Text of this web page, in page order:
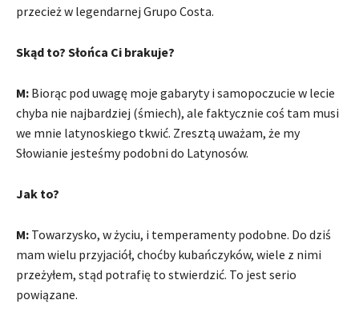
przecież w legendarnej Grupo Costa.
Skąd to? Słońca Ci brakuje?
M: Biorąc pod uwagę moje gabaryty i samopoczucie w lecie
chyba nie najbardziej (śmiech), ale faktycznie coś tam musi
we mnie latynoskiego tkwić. Zresztą uważam, że my
Słowianie jesteśmy podobni do Latynosów.
Jak to?
M: Towarzysko, w życiu, i temperamenty podobne. Do dziś
mam wielu przyjaciół, choćby kubańczyków, wiele z nimi
przeżyłem, stąd potrafię to stwierdzić. To jest serio
powiązane.